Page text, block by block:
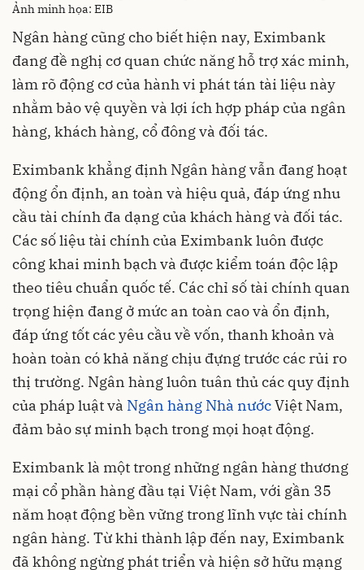
Ảnh minh họa: EIB
Ngân hàng cũng cho biết hiện nay, Eximbank
đang đề nghị cơ quan chức năng hỗ trợ xác minh,
làm rõ động cơ của hành vi phát tán tài liệu này
nhằm bảo vệ quyền và lợi ích hợp pháp của ngân
hàng, khách hàng, cổ đông và đối tác.
Eximbank khẳng định Ngân hàng vẫn đang hoạt
động ổn định, an toàn và hiệu quả, đáp ứng nhu
cầu tài chính đa dạng của khách hàng và đối tác.
Các số liệu tài chính của Eximbank luôn được
công khai minh bạch và được kiểm toán độc lập
theo tiêu chuẩn quốc tế. Các chỉ số tài chính quan
trọng hiện đang ở mức an toàn cao và ổn định,
đáp ứng tốt các yêu cầu về vốn, thanh khoản và
hoàn toàn có khả năng chịu đựng trước các rủi ro
thị trường. Ngân hàng luôn tuân thủ các quy định
của pháp luật và Ngân hàng Nhà nướcViệt Nam,
đảm bảo sự minh bạch trong mọi hoạt động.
Eximbank là một trong những ngân hàng thương
mại cổ phần hàng đầu tại Việt Nam, với gần 35
năm hoạt động bền vững trong lĩnh vực tài chính
ngân hàng. Từ khi thành lập đến nay, Eximbank
đã không ngừng phát triển và hiện sở hữu mạng